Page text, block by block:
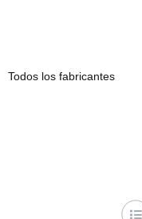
Todos los fabricantes